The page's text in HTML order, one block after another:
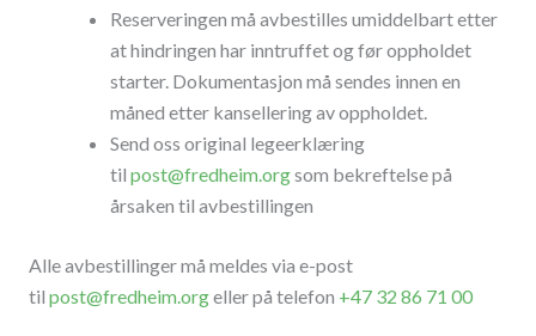
Reserveringen må avbestilles umiddelbart etter
at hindringen har inntruffet og før oppholdet
starter. Dokumentasjon må sendes innen en
måned etter kansellering av oppholdet.
Send oss original legeerklæring
til post@fredheim.orgsom bekreftelse på
årsaken til avbestillingen
Alle avbestillinger må meldes via e-post
til post@fredheim.orgeller på telefon +47 32 86 71 00